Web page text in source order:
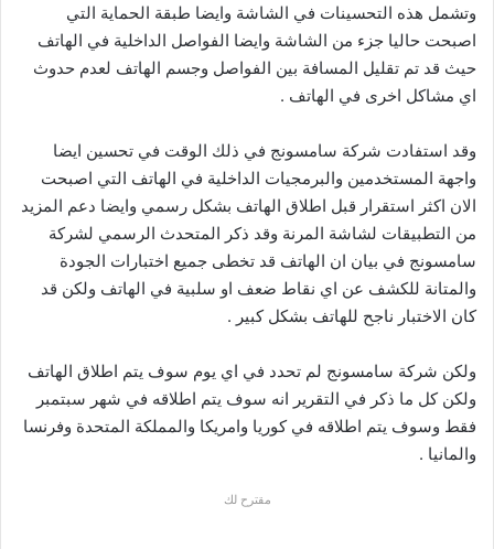
وتشمل هذه التحسينات في الشاشة وايضا طبقة الحماية التي
اصبحت حاليا جزء من الشاشة وايضا الفواصل الداخلية في الهاتف
حيث قد تم تقليل المسافة بين الفواصل وجسم الهاتف لعدم حدوث
اي مشاكل اخرى في الهاتف .
وقد استفادت شركة سامسونج في ذلك الوقت في تحسين ايضا
واجهة المستخدمين والبرمجيات الداخلية في الهاتف التي اصبحت
الان اكثر استقرار قبل اطلاق الهاتف بشكل رسمي وايضا دعم المزيد
من التطبيقات لشاشة المرنة وقد ذكر المتحدث الرسمي لشركة
سامسونج في بيان ان الهاتف قد تخطى جميع اختبارات الجودة
والمتانة للكشف عن اي نقاط ضعف او سلبية في الهاتف ولكن قد
كان الاختبار ناجح للهاتف بشكل كبير .
ولكن شركة سامسونج لم تحدد في اي يوم سوف يتم اطلاق الهاتف
ولكن كل ما ذكر في التقرير انه سوف يتم اطلاقه في شهر سبتمبر
فقط وسوف يتم اطلاقه في كوريا وامريكا والمملكة المتحدة وفرنسا
والمانيا .
مقترح لك